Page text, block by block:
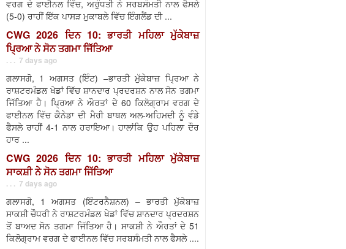
ਵਰਗ ਦੇ ਫਾਈਨਲ ਵਿੱਚ, ਅਰੁੰਧਤੀ ਨੇ ਸਰਬਸੰਮਤੀ ਨਾਲ ਫੈਸਲੇ
(5-0) ਰਾਹੀਂ ਇੱਕ ਪਾਸੜ ਮੁਕਾਬਲੇ ਵਿੱਚ ਇੰਗਲੈਂਡ ਦੀ ...
CWG 2026 ਦਿਨ 10: ਭਾਰਤੀ ਮਹਿਲਾ ਮੁੱਕੇਬਾਜ਼
ਪ੍ਰਿਆ ਨੇ ਸੋਨ ਤਗਮਾ ਜਿੱਤਿਆ
. . . 7 days ago
ਗਲਾਸਗੋ, 1 ਅਗਸਤ (ਇੰਟ) –ਭਾਰਤੀ ਮੁੱਕੇਬਾਜ਼ ਪ੍ਰਿਆ ਨੇ
ਰਾਸ਼ਟਰਮੰਡਲ ਖੇਡਾਂ ਵਿੱਚ ਸ਼ਾਨਦਾਰ ਪ੍ਰਦਰਸ਼ਨ ਨਾਲ ਸੋਨ ਤਗਮਾ
ਜਿੱਤਿਆ ਹੈ। ਪ੍ਰਿਆ ਨੇ ਔਰਤਾਂ ਦੇ 60 ਕਿਲੋਗ੍ਰਾਮ ਵਰਗ ਦੇ
ਫਾਈਨਲ ਵਿੱਚ ਕੈਨੇਡਾ ਦੀ ਮੈਰੀ ਬਾਥਲ ਅਲ-ਅਹਿਮਦੀ ਨੂੰ ਵੰਡੇ
ਫੈਸਲੇ ਰਾਹੀਂ 4-1 ਨਾਲ ਹਰਾਇਆ। ਹਾਲਾਂਕਿ ਉਹ ਪਹਿਲਾ ਦੌਰ
ਹਾਰ ...
CWG 2026 ਦਿਨ 10: ਭਾਰਤੀ ਮਹਿਲਾ ਮੁੱਕੇਬਾਜ਼
ਸਾਕਸ਼ੀ ਨੇ ਸੋਨ ਤਗਮਾ ਜਿੱਤਿਆ
. . . 7 days ago
ਗਲਾਸਗੋ, 1 ਅਗਸਤ (ਇੰਟਰਨੈਸ਼ਨਲ) – ਭਾਰਤੀ ਮੁੱਕੇਬਾਜ਼
ਸਾਕਸ਼ੀ ਚੌਧਰੀ ਨੇ ਰਾਸ਼ਟਰਮੰਡਲ ਖੇਡਾਂ ਵਿੱਚ ਸ਼ਾਨਦਾਰ ਪ੍ਰਦਰਸ਼ਨ
ਤੋਂ ਬਾਅਦ ਸੋਨ ਤਗਮਾ ਜਿੱਤਿਆ ਹੈ। ਸਾਕਸ਼ੀ ਨੇ ਔਰਤਾਂ ਦੇ 51
ਕਿਲੋਗ੍ਰਾਮ ਵਰਗ ਦੇ ਫਾਈਨਲ ਵਿੱਚ ਸਰਬਸੰਮਤੀ ਨਾਲ ਫੈਸਲੇ ....